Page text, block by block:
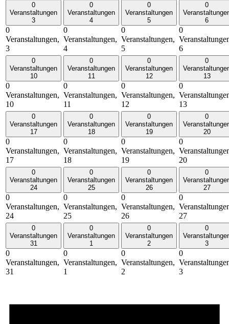
0
Veranstaltungen
3
0
Veranstaltungen,
3
0
Veranstaltungen
4
0
Veranstaltungen,
4
0
Veranstaltungen
5
0
Veranstaltungen,
5
0
6
0
6
0
Veranstaltungen
10
0
Veranstaltungen,
10
0
Veranstaltungen
11
0
Veranstaltungen,
11
0
Veranstaltungen
12
0
Veranstaltungen,
12
0
13
0
13
0
Veranstaltungen
17
0
Veranstaltungen,
17
0
Veranstaltungen
18
0
Veranstaltungen,
18
0
Veranstaltungen
19
0
Veranstaltungen,
19
0
20
0
20
0
Veranstaltungen
24
0
Veranstaltungen,
24
0
Veranstaltungen
25
0
Veranstaltungen,
25
0
Veranstaltungen
26
0
Veranstaltungen,
26
0
27
0
27
0
Veranstaltungen
31
0
Veranstaltungen,
31
0
Veranstaltungen
1
0
Veranstaltungen,
1
0
Veranstaltungen
2
0
Veranstaltungen,
2
0
3
0
3